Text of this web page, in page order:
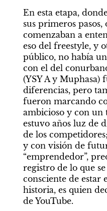
En esta etapa,
sus primeros pasos,
comenzaban a
eso del freestyle, y
público, no había
con el del
(YSY A y Muphasa)
diferencias, pero
fueron marcando
ambicioso y con un
estuvo años luz de
de los
y con visión de
“emprendedor”,
registro de lo que se
consciente de estar
historia, es quien
de YouTube.